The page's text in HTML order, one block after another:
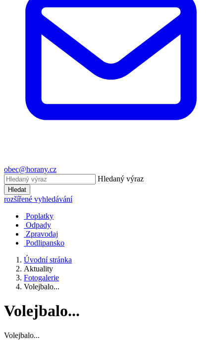
obec@horany.cz
Hledaný výraz
Hledat
rozšířené vyhledávání
Poplatky
Odpady
Zpravodaj
Podlipansko
Úvodní stránka
Aktuality
Fotogalerie
Volejbalo...
Volejbalo...
Volejbalo...